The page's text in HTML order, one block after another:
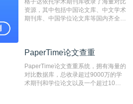
测时注意填写第一作者,才能排除已发
表文献复制比。（限制字符数1万）
格子达依托学术期刊库收录了海量对比
资源，其中包括中国论文库、中文学术
期刊库、中国学位论文库等国内齐全的
系统，可检测中文、英文两种语言的论
PaperTime论文查重
PaperTime论文查重系统，拥有海量的
对比数据库，总收录超过9000万的学
术期刊和学位论文以及一个超过10亿